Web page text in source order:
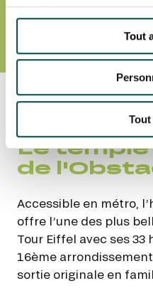
Tout
ÉVÉNEMENTS ET BILLETTERIE
Accueil Nos
Le
de
Accessible en métro,
offre l’une des plus
Tour Eiffel avec ses
16ème
sortie originale en